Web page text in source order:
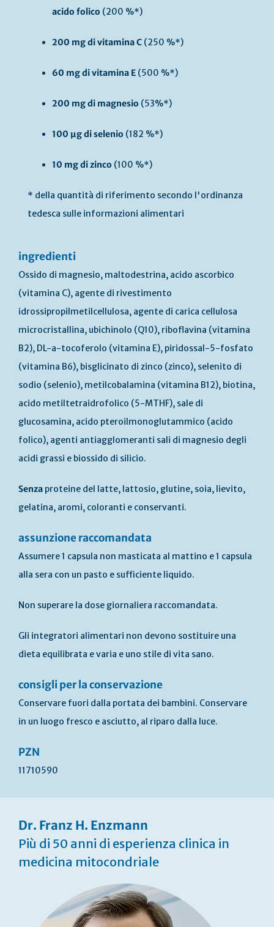
acido folico (200 %*)
200 mg di vitamina C (250 %*)
60 mg di vitamina E (500 %*)
200 mg di magnesio (53%*)
100 µg di selenio (182 %*)
10 mg di zinco (100 %*)
* della quantità di riferimento secondo l'ordinanza
tedesca sulle informazioni alimentari
ingredienti
Ossido di magnesio, maltodestrina, acido ascorbico
(vitamina C), agente di rivestimento
idrossipropilmetilcellulosa, agente di carica cellulosa
microcristallina, ubichinolo (Q10), riboflavina (vitamina
B2), DL-a-tocoferolo (vitamina E), piridossal-5-fosfato
(vitamina B6), bisglicinato di zinco (zinco), selenito di
sodio (selenio), metilcobalamina (vitamina B12), biotina,
acido metiltetraidrofolico (5-MTHF), sale di
glucosamina, acido pteroilmonoglutammico (acido
folico), agenti antiagglomeranti sali di magnesio degli
acidi grassi e biossido di silicio.
Senza proteine del latte, lattosio, glutine, soia, lievito,
gelatina, aromi, coloranti e conservanti.
assunzione raccomandata
Assumere 1 capsula non masticata al mattino e 1 capsula
alla sera con un pasto e sufficiente liquido.
Non superare la dose giornaliera raccomandata.
Gli integratori alimentari non devono sostituire una
dieta equilibrata e varia e uno stile di vita sano.
consigli per la conservazione
Conservare fuori dalla portata dei bambini. Conservare
in un luogo fresco e asciutto, al riparo dalla luce.
PZN
11710590
Dr. Franz H. Enzmann
Più di 50 anni di esperienza clinica in
medicina mitocondriale